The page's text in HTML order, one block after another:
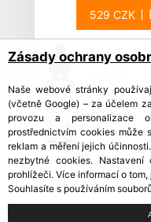
Zásady ochrany
Naše webové stránky
(včetně Google) – za účelem
provozu a personalizace
prostřednictvím cookies může
reklam a měření jejich
nezbytné cookies.
prohlížeči. Více informací o tom,
Souhlasíte s používáním